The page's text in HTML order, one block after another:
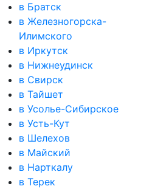
в Братск
в Железногорска-
Илимского
в Иркутск
в Нижнеудинск
в Свирск
в Тайшет
в Усолье-Сибирское
в Усть-Кут
в Шелехов
в Майский
в Нарткалу
в Терек